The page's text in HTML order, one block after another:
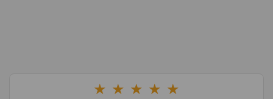
★ ★ ★ ★ ★